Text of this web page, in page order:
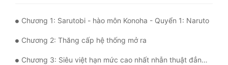
Sủng
Thanh Xuân
Tiên Hiệp
Chương 1: Sarutobi - hào môn Konoha - Quyển 1: Naruto
Chương 2: Thăng cấp hệ thống mở ra
Chương 3: Siêu việt hạn mức cao nhất nhẫn thuật đẳng cấp